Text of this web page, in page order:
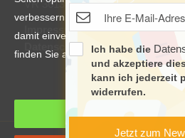
VR 36138 B
Impressum
Datenschutzerklärung &
verbessern. Durch die Nutzung
damit einverstanden. Weitere
finden Sie auch in der
Manage cookie
Cookies
Jetzt zum
Ich habe die
und akzeptiere
kann ich jederzeit
widerrufen.